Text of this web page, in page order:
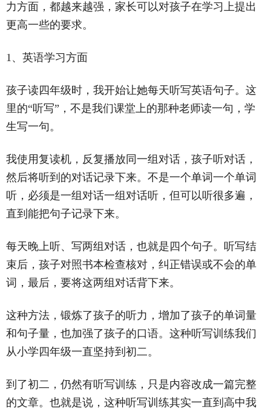
力方面，都越来越强，家长可以对孩子在学习上提出
更高一些的要求。
1、英语学习方面
孩子读四年级时，我开始让她每天听写英语句子。这
里的“听写”，不是我们课堂上的那种老师读一句，学
生写一句。
我使用复读机，反复播放同一组对话，孩子听对话，
然后将听到的对话记录下来。不是一个单词一个单词
听，必须是一组对话一组对话听，但可以听很多遍，
直到能把句子记录下来。
每天晚上听、写两组对话，也就是四个句子。听写结
束后，孩子对照书本检查核对，纠正错误或不会的单
词，最后，要将这两组对话背下来。
这种方法，锻炼了孩子的听力，增加了孩子的单词量
和句子量，也加强了孩子的口语。这种听写训练我们
从小学四年级一直坚持到初二。
到了初二，仍然有听写训练，只是内容改成一篇完整
的文章。也就是说，这种听写训练其实一直到高中我